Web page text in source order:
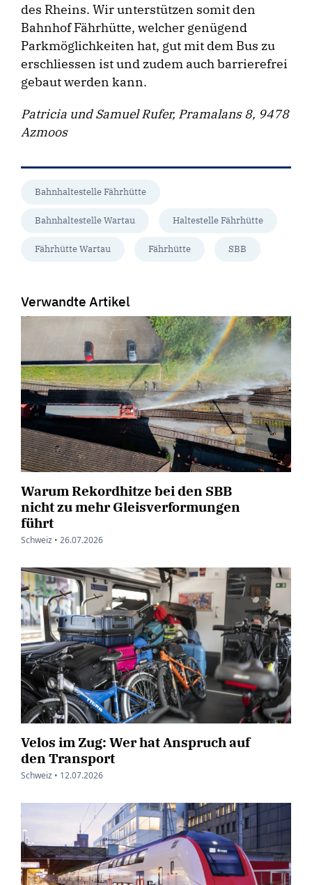
des Rheins. Wir unterstützen somit den
Bahnhof Fährhütte, welcher genügend
Parkmöglichkeiten hat, gut mit dem Bus zu
erschliessen ist und zudem auch barrierefrei
gebaut werden kann.
Patricia und Samuel Rufer, Pramalans 8, 9478
Azmoos
Bahnhaltestelle Fährhütte
Bahnhaltestelle Wartau Haltestelle Fährhütte
Fährhütte Wartau Fährhütte SBB
Verwandte Artikel
Warum Rekordhitze bei den SBB
nicht zu mehr Gleisverformungen
führt
Schweiz • 26.07.2026
Velos im Zug: Wer hat Anspruch auf
den Transport
Schweiz • 12.07.2026